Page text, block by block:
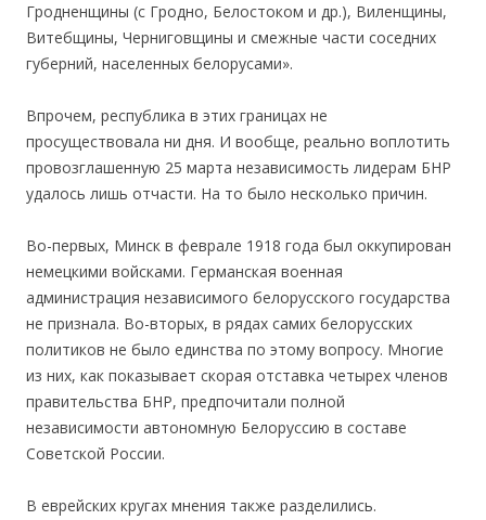
Гродненщины (с Гродно, Белостоком и др.), Виленщины,
Витебщины, Черниговщины и смежные части соседних
губерний, населенных белорусами».
Впрочем, республика в этих границах не
просуществовала ни дня. И вообще, реально воплотить
провозглашенную 25 марта независимость лидерам БНР
удалось лишь отчасти. На то было несколько причин.
Во-первых, Минск в феврале 1918 года был оккупирован
немецкими войсками. Германская военная
администрация независимого белорусского государства
не признала. Во-вторых, в рядах самих белорусских
политиков не было единства по этому вопросу. Многие
из них, как показывает скорая отставка четырех членов
правительства БНР, предпочитали полной
независимости автономную Белоруссию в составе
Советской России.
В еврейских кругах мнения также разделились.